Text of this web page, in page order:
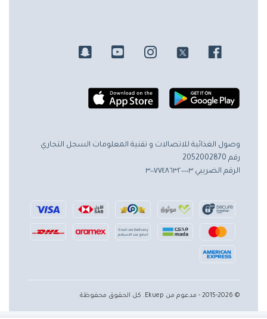
وصول الغذائية للاتصالات و تقنية المعلومات السجل التجاري
رقم 2052002870
الرقم الضريبي ٣٠٠٧٧٤٨٦٣٢٠٠٠٠٣
© 2015-2026 - مدعوم من Ekuep. كل الحقوق محفوظة